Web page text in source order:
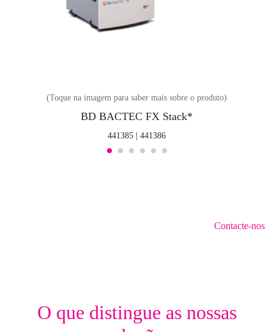
(Toque na imagem para saber mais sobre o produto)
BD BACTEC FX Stack*
441385 | 441386
Contacte-nos
O que distingue as nossas